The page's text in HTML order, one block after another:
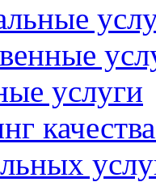
услуги